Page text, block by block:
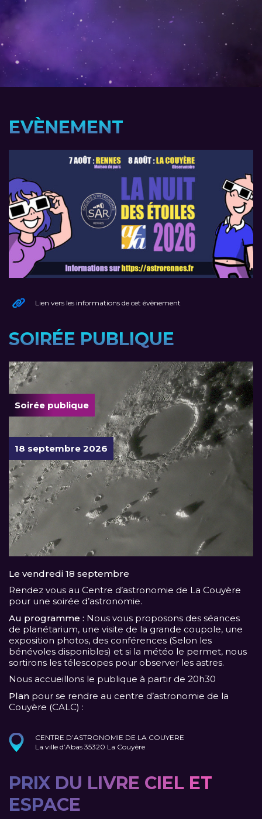
EVÈNEMENT
Lien vers les informations de cet évènement
SOIRÉE PUBLIQUE
Soirée publique
18 septembre 2026
Le vendredi 18 septembre
Rendez vous au Centre d’astronomie de La Couyère
pour une soirée d’astronomie.
Au programme : Nous vous proposons des séances
de planétarium, une visite de la grande coupole, une
exposition photos, des conférences (Selon les
bénévoles disponibles) et si la météo le permet, nous
sortirons les télescopes pour observer les astres.
Nous accueillons le publique à partir de 20h30
Plan pour se rendre au centre d’astronomie de la
Couyère (CALC) :
CENTRE D’ASTRONOMIE DE LA COUYERE
La ville d’Abas 35320 La Couyère
PRIX DU LIVRE CIEL ET
ESPACE